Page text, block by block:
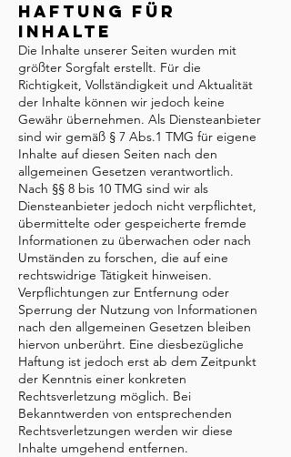
Haftung für
Inhalte
Die Inhalte unserer Seiten wurden mit
größter Sorgfalt erstellt. Für die
Richtigkeit, Vollständigkeit und Aktualität
der Inhalte können wir jedoch keine
Gewähr übernehmen. Als Diensteanbieter
sind wir gemäß § 7 Abs.1 TMG für eigene
Inhalte auf diesen Seiten nach den
allgemeinen Gesetzen verantwortlich.
Nach §§ 8 bis 10 TMG sind wir als
Diensteanbieter jedoch nicht verpflichtet,
übermittelte oder gespeicherte fremde
Informationen zu überwachen oder nach
Umständen zu forschen, die auf eine
rechtswidrige Tätigkeit hinweisen.
Verpflichtungen zur Entfernung oder
Sperrung der Nutzung von Informationen
nach den allgemeinen Gesetzen bleiben
hiervon unberührt. Eine diesbezügliche
Haftung ist jedoch erst ab dem Zeitpunkt
der Kenntnis einer konkreten
Rechtsverletzung möglich. Bei
Bekanntwerden von entsprechenden
Rechtsverletzungen werden wir diese
Inhalte umgehend entfernen.